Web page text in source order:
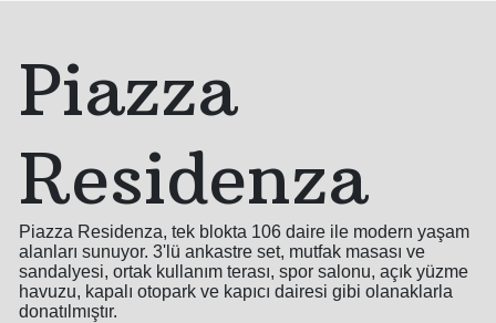
Piazza
Residenza
Piazza Residenza, tek blokta 106 daire ile modern yaşam
alanları sunuyor. 3'lü ankastre set, mutfak masası ve
sandalyesi, ortak kullanım terası, spor salonu, açık yüzme
havuzu, kapalı otopark ve kapıcı dairesi gibi olanaklarla
donatılmıştır.